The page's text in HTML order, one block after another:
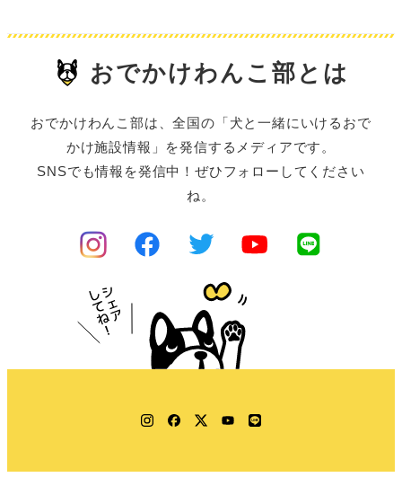
おでかけわんこ部とは
おでかけわんこ部は、全国の「犬と一緒にいけるおで
かけ施設情報」を発信するメディアです。
SNSでも情報を発信中！ぜひフォローしてください
ね。
Instagram
Facebook
TwitterYouTube
LINE